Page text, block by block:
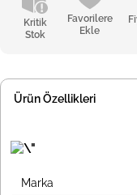
Kritik
Stok
Favorilere
Ekle
Ürün Özellikleri
Marka